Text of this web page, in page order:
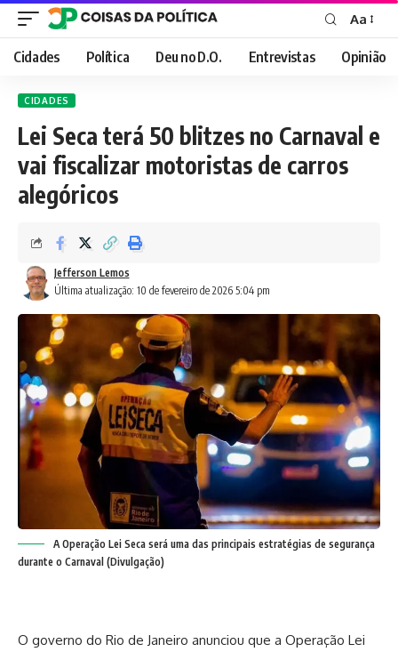
Font
Resizer
Aa
Cidades Política Deu no D.O. Entrevistas Opinião
CIDADES
Lei Seca terá 50 blitzes no Carnaval e
vai fiscalizar motoristas de carros
alegóricos
Última atualização: 10 de fevereiro de 2026 5:04 pm
Jefferson Lemos
A Operação Lei Seca será uma das principais estratégias de segurança
durante o Carnaval (Divulgação)
O governo do Rio de Janeiro anunciou que a Operação Lei